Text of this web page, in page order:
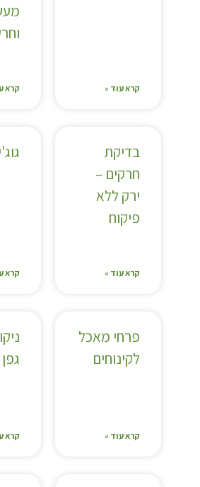
קרא עוד » קרא
בדיקת
חרקים –
ירק ללא
פיקוח
קרא עוד » קרא
פרחי מאכל
לקינוחים
קרא עוד »
גפן
קרא